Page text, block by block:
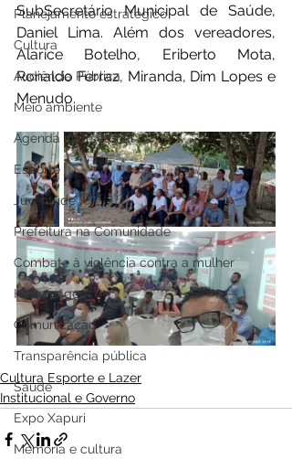
Planejamento estratégico
Cultura
Audiência Pública
Meio ambiente
Agenda intersetorial
Esporte
Juventude
Prefeitura na Comunidade
Combate à violência contra a mulher
Homenagem
Comunicação
Transparência pública
Saúde
Expo Xapuri
Memória e cultura
SubSecretário Municipal de Saúde,
Daniel Lima. Além dos vereadores,
Alarice Botelho, Eriberto Mota,
Ronaldo Ferraz, Miranda, Dim Lopes e
Menudo.
Cultura Esporte e Lazer
Institucional e Governo